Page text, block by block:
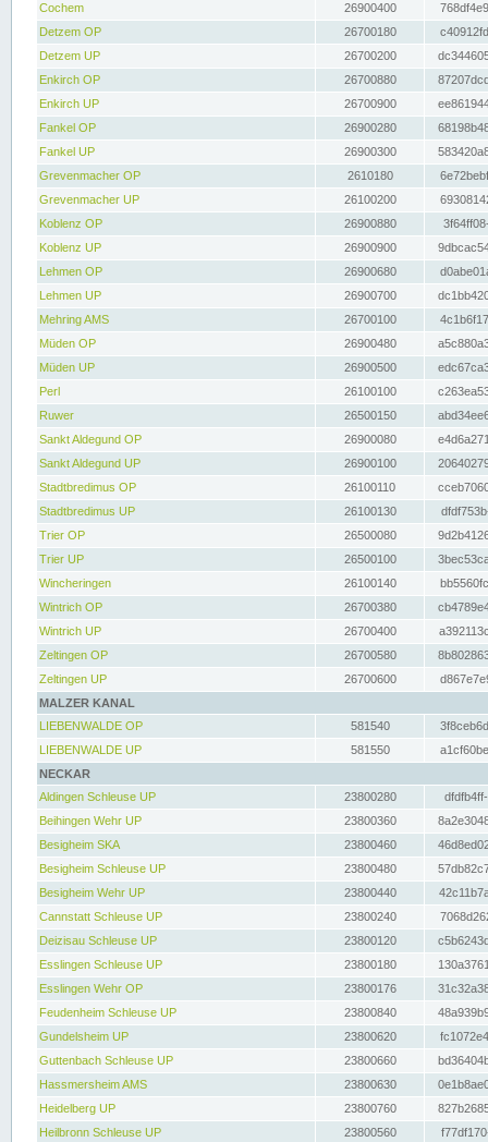
Cochem
26900400
Detzem OP
26700180
Detzem UP
26700200
Enkirch OP
26700880
Enkirch UP
26700900
Fankel OP
26900280
Fankel UP
26900300
Grevenmacher OP
2610180
Grevenmacher UP
26100200
Koblenz OP
26900880
Koblenz UP
26900900
Lehmen OP
26900680
Lehmen UP
26900700
Mehring AMS
26700100
Müden OP
26900480
Müden UP
26900500
Perl
26100100
Ruwer
26500150
Sankt Aldegund OP
26900080
Sankt Aldegund UP
26900100
Stadtbredimus OP
26100110
Stadtbredimus UP
26100130
Trier OP
26500080
Trier UP
26500100
Wincheringen
26100140
Wintrich OP
26700380
Wintrich UP
26700400
Zeltingen OP
26700580
Zeltingen UP
26700600
MALZER KANAL
LIEBENWALDE OP
581540
LIEBENWALDE UP
581550
NECKAR
Aldingen Schleuse UP
23800280
Beihingen Wehr UP
23800360
Besigheim SKA
23800460
Besigheim Schleuse UP
23800480
Besigheim Wehr UP
23800440
Cannstatt Schleuse UP
23800240
Deizisau Schleuse UP
23800120
Esslingen Schleuse UP
23800180
Esslingen Wehr OP
23800176
Feudenheim Schleuse UP
23800840
Gundelsheim UP
23800620
Guttenbach Schleuse UP
23800660
Hassmersheim AMS
23800630
Heidelberg UP
23800760
Heilbronn Schleuse UP
23800560